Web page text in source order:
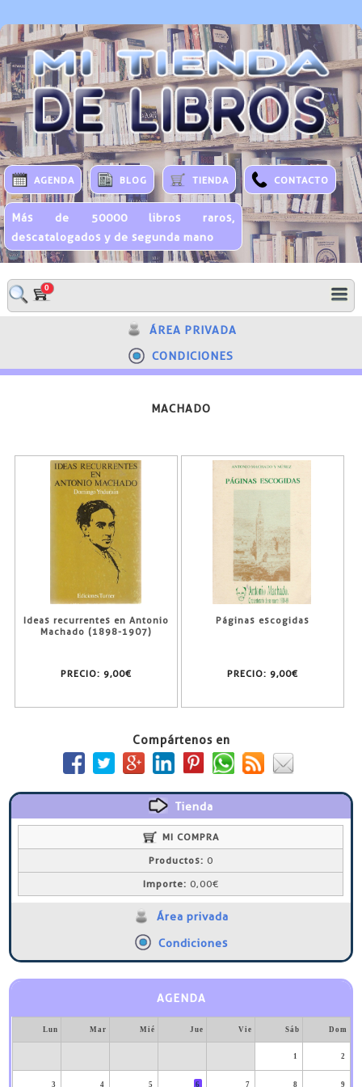
AGENDA BLOG TIENDA CONTACTO
Más de 50000 libros raros,
descatalogados y de segunda mano
0
ÁREA PRIVADA
CONDICIONES
MACHADO
Ideas recurrentes en Antonio
Machado (1898-1907)
PRECIO: 9,00€
Páginas escogidas
PRECIO: 9,00€
Compártenos en
Tienda
MI COMPRA
Productos: 0
Importe: 0,00€
Área privada
Condiciones
AGENDA
Lun Mar Mié Jue Vie Sáb Dom
1 2
3 4 5 6 7 8 9